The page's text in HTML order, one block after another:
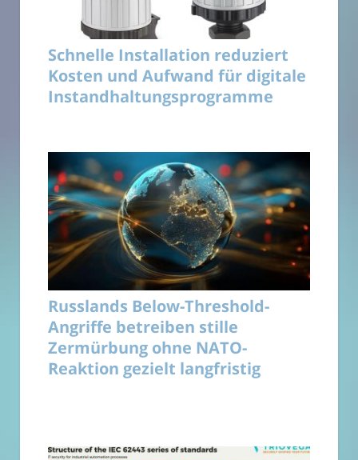
Schnelle Installation reduziert
Kosten und Aufwand für digitale
Instandhaltungsprogramme
Russlands Below-Threshold-
Angriffe betreiben stille
Zermürbung ohne NATO-
Reaktion gezielt langfristig